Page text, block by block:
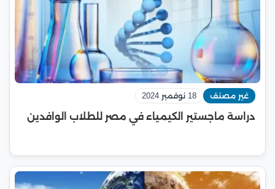
غير مصنف 18 نوفمبر 2024
دراسة ماجستير الكيمياء في مصر للطلاب الوافدين